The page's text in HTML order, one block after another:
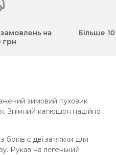
на
грн
Більше
зимовий пуховик
Знімний капюшон надійно
боків є дві затяжки для
Рукав на легенький